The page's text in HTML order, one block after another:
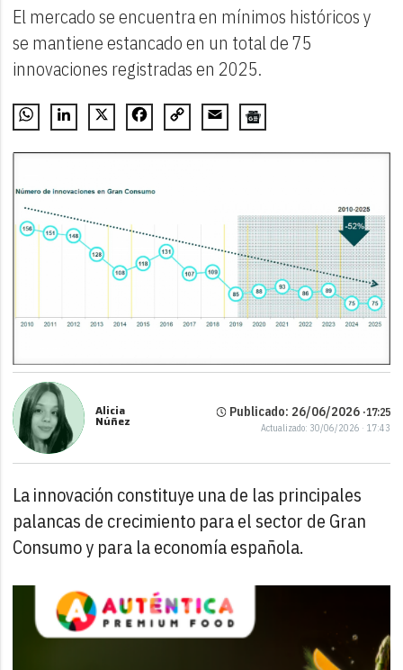
El mercado se encuentra en mínimos históricos y
se mantiene estancado en un total de 75
innovaciones registradas en 2025.
WhatsAppLinkedIn
X FacebookCopy
Email
Alicia
Núñez
Publicado: 26/06/2026 ·17:25
Actualizado: 30/06/2026 · 17:43
La innovación constituye una de las principales
palancas de crecimiento para el sector de Gran
Consumo y para la economía española.